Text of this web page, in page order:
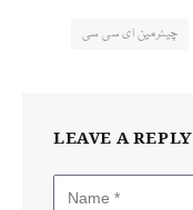
چیئرمین ای سی سی
LEAVE A REPLY